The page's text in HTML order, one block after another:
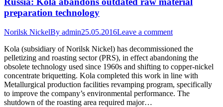
preparation technology
Norilsk NickelBy admin25.05.2016Leave a comment
Kola (subsidiary of Norilsk Nickel) has decommissioned the
pelletizing and roasting sector (PRS), in effect abandoning the
obsolete technology used since 1960s and shifting to copper-nickel
concentrate briquetting. Kola completed this work in line with
Metallurgical production facilities revamping program, specifically
to improve the company’s environmental performance. The
shutdown of the roasting area required major…